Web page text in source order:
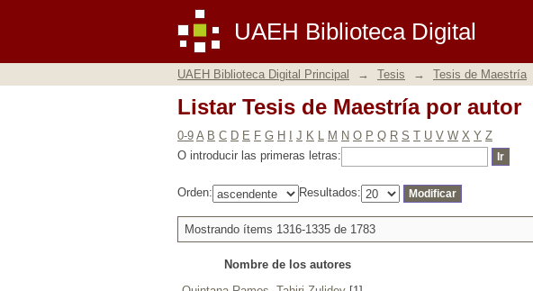
UAEH Biblioteca Digital
Listar Tesis de Maestría por autor
UAEH Biblioteca Digital Principal → Tesis → Tesis de Maestría
Listar Tesis de Maestría por autor
0-9 A B C D E F G H J K L M N O P Q R S T U V W X Y Z
O introducir las primeras letras:
Orden: Resultados:
Mostrando ítems 1316-1335 de 1783
Nombre de los autores